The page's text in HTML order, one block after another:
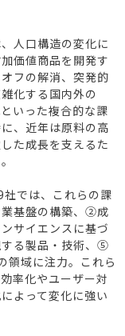
人口構造の変化に
価値商品を開発す
フの解消、突発的
化する国内外の
いった複合的な課
、近年は原料の高
た成長を支えるた
では、これらの課
基盤の構築、②成
サイエンスに基づ
る製品・技術、⑤
領域に注力。これら
率化やユーザー対
よって変化に強い